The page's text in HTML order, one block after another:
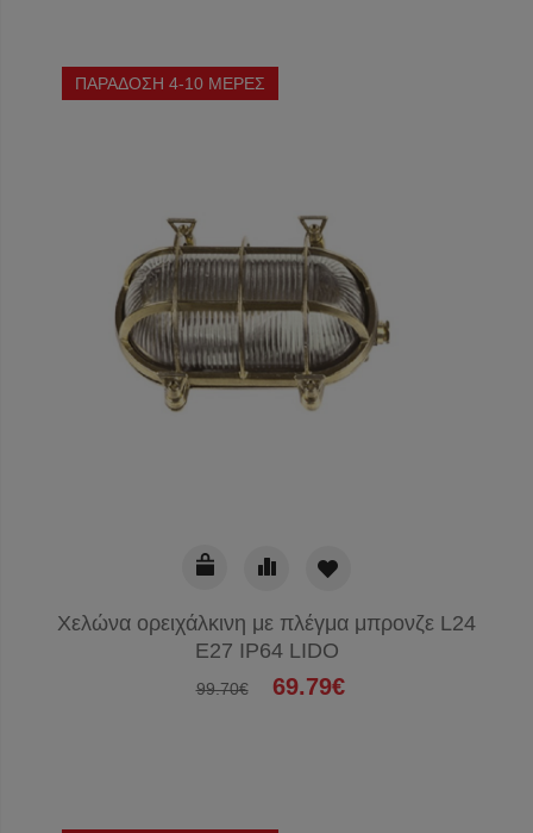
ΠΑΡΑΔΟΣΗ 4-10 ΜΕΡΕΣ
Χελώνα ορειχάλκινη με πλέγμα μπρονζε L24
E27 IP64 LIDO
99.70€ 69.79€